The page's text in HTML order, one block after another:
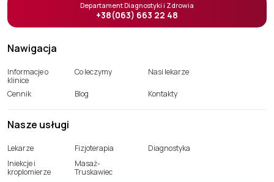
Nawigacja
Informacje o
klinice
Co leczymy Nasi lekarze
Cennik Blog Kontakty
Nasze usługi
Lekarze Fizjoterapia
Diagnostyka
Iniekcje i
kroplomierze
Masaż-
Truskawiec
Departament Diagnostyki i Zdrowia
+38(063) 663 22 48